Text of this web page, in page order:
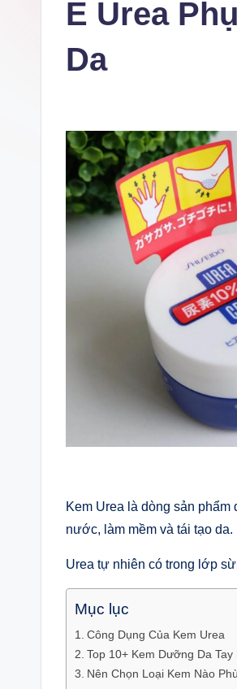
E Urea
Da
Kem Urea là dòng sản
nước, làm mềm và tái tạo da.
Urea tự nhiên có trong lớp
Mục lục
Công Dụng Của Kem Urea
Top 10+ Kem Dưỡng Da
Nên Chọn Loại Kem Nào